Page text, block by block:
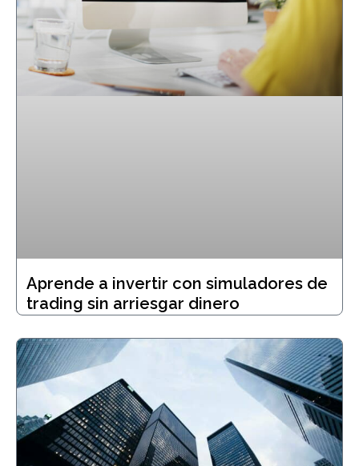
Aprende a invertir con simuladores de
trading sin arriesgar dinero